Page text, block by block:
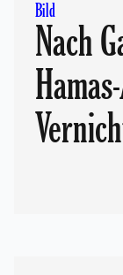
Bild
Nach